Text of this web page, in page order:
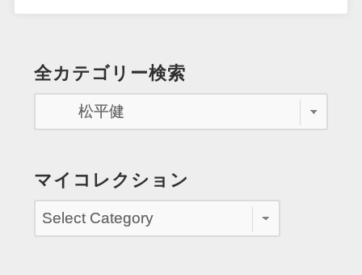
イ
の
動
隊
な
っ
て
全カテゴリー検索
マイコレクション